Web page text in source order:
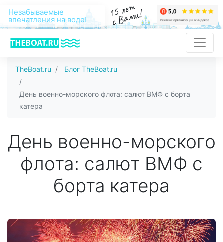
Незабываемые
впечатления на воде! 15 лет
с Вами!
TheBoat.ru Блог TheBoat.ru
День военно-морского флота: салют ВМФ с борта
катера
День военно-морского
флота: салют ВМФ с
борта катера